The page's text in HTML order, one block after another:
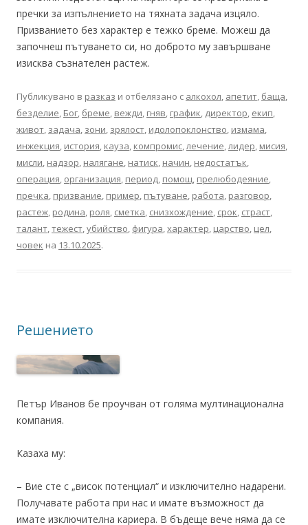
пречки за изпълнението на тяхната задача изцяло.
Призванието без характер е тежко бреме. Можеш да
започнеш пътуването си, но доброто му завършване
изисква съзнателен растеж.
Публикувано в разказ и отбелязано с алкохол, апетит, баща,
безделие, Бог, бреме, вежди, гняв, график, директор, екип,
живот, задача, зони, зрялост, идолопоклонство, измама,
инжекция, история, кауза, компромис,лечение,лидер, мисия,
мисли, надзор, налягане, натиск, начин, недостатък,
операция, организация, период, помощ, прелюбодеяние,
пречка, призвание, пример, пътуване, работа, разговор,
растеж, родина, роля, сметка, снизхождение, срок, страст,
талант,тежест,убийство, фигура,характер, царство, цел,
човек на 13.10.2025.
Решението
Петър Иванов бе проучван от голяма мултинационална
компания.
Казаха му:
– Вие сте с „висок потенциал“ и изключително надарени.
Получавате работа при нас и имате възможност да
имате изключителна кариера. В бъдеще вече няма да се